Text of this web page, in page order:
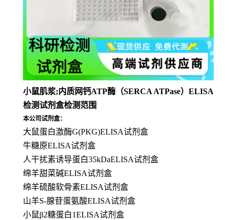
小鼠肌浆;内质网钙ATP酶（SERCA ATPase）ELISA
检测试剂盒检测范围
本公司试剂盒：
大鼠蛋白激酶G(PKG)ELISA试剂盒
牛糖原ELISA试剂盒
人干扰素诱导蛋白35kDaELISA试剂盒
绵羊甜菜碱ELISA试剂盒
绵羊硫酸软骨素ELISA试剂盒
山羊S-腺苷蛋氨酸ELISA试剂盒
小鼠β2糖蛋白1ELISA试剂盒